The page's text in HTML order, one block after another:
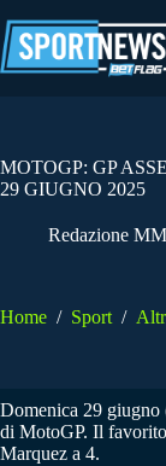
al
contenuto
MOTOGP: GP
29 GIUGNO 2025
Redazione
Home / Sport /
Domenica 29 giugno
di MotoGP. Il
Marquez a 4.